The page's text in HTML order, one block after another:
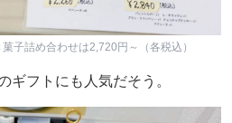
子詰め合わせは2,720円～（各税込）
ギフトにも人気だそう。